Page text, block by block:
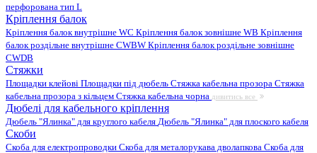
перфорована тип L
Кріплення балок
Кріплення балок внутрішне WC Кріплення балок зовнішне WB Кріплення
балок роздільне внутрішне CWBW Кріплення балок роздільне зовнішне
CWDB
Стяжки
Площадки клейові Площадки під дюбель Стяжка кабельна прозора Стяжка
кабельна прозора з кільцем Стяжка кабельна чорна дивитись все
Дюбелі для кабельного кріплення
Дюбель "Ялинка" для круглого кабеля Дюбель "Ялинка" для плоского кабеля
Скоби
Скоба для електропроводки Скоба для металорукава дволапкова Скоба для